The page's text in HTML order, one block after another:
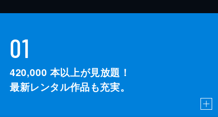
01
420,000 本以上が見放題！
最新レンタル作品も充実。